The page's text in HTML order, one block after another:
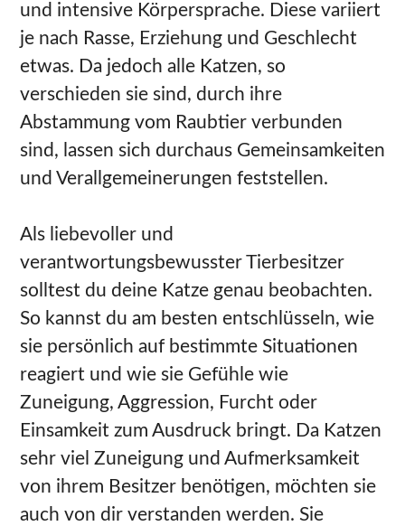
und intensive Körpersprache. Diese variiert
je nach Rasse, Erziehung und Geschlecht
etwas. Da jedoch alle Katzen, so
verschieden sie sind, durch ihre
Abstammung vom Raubtier verbunden
sind, lassen sich durchaus Gemeinsamkeiten
und Verallgemeinerungen feststellen.
Als liebevoller und
verantwortungsbewusster Tierbesitzer
solltest du deine Katze genau beobachten.
So kannst du am besten entschlüsseln, wie
sie persönlich auf bestimmte Situationen
reagiert und wie sie Gefühle wie
Zuneigung, Aggression, Furcht oder
Einsamkeit zum Ausdruck bringt. Da Katzen
sehr viel Zuneigung und Aufmerksamkeit
von ihrem Besitzer benötigen, möchten sie
auch von dir verstanden werden. Sie